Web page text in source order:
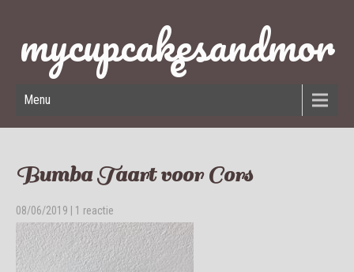
mycupcakesandmor
e
Menu
Bumba Taart voor Cors
08/06/2019 1 reactie